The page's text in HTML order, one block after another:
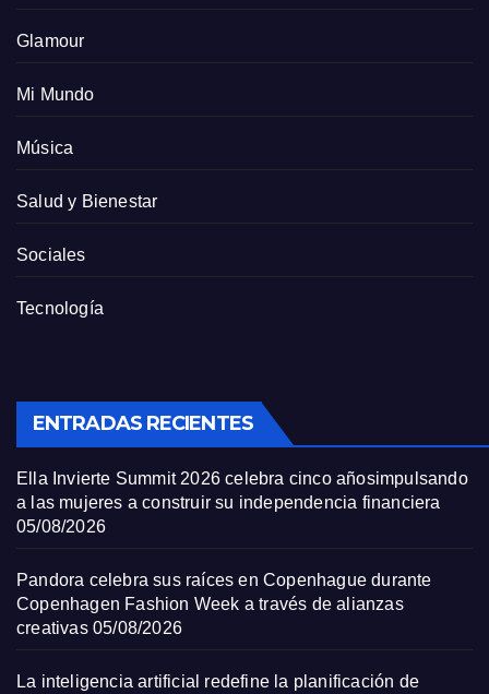
Glamour
Mi Mundo
Música
Salud y Bienestar
Sociales
Tecnología
ENTRADAS RECIENTES
Ella Invierte Summit 2026 celebra cinco añosimpulsando
a las mujeres a construir su independencia financiera
05/08/2026
Pandora celebra sus raíces en Copenhague durante
Copenhagen Fashion Week a través de alianzas
creativas 05/08/2026
La inteligencia artificial redefine la planificación de